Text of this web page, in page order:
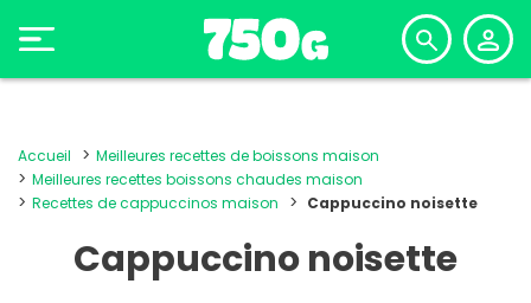
Accueil
Meilleures recettes de boissons maison
Meilleures recettes boissons chaudes maison
Recettes de cappuccinos maison
Cappuccino noisette
Cappuccino noisette